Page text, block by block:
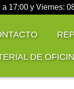
a 17:00 y Viernes:
DE